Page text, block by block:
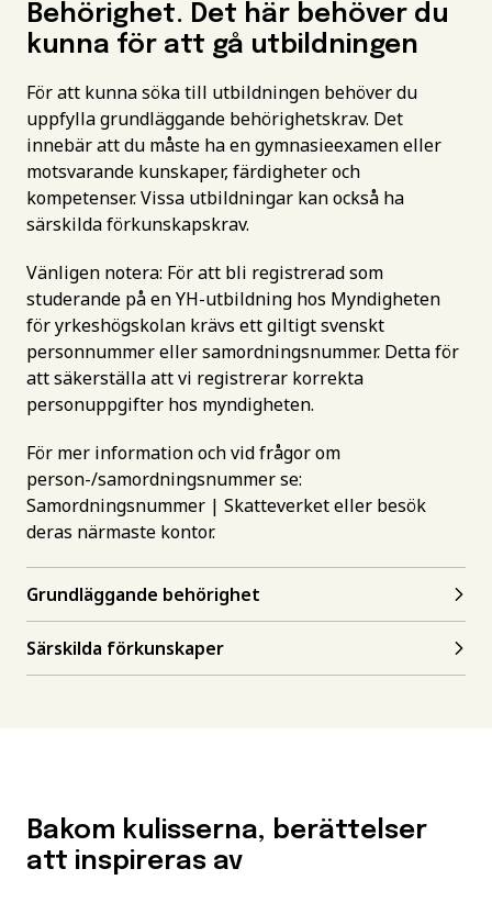
Behörighet. Det här behöver du
kunna för att gå utbildningen
För att kunna söka till utbildningen behöver du
uppfylla grundläggande behörighetskrav. Det
innebär att du måste ha en gymnasieexamen eller
motsvarande kunskaper, färdigheter och
kompetenser. Vissa utbildningar kan också ha
särskilda förkunskapskrav.
Vänligen notera: För att bli registrerad som
studerande på en YH-utbildning hos Myndigheten
för yrkeshögskolan krävs ett giltigt svenskt
personnummer eller samordningsnummer. Detta för
att säkerställa att vi registrerar korrekta
personuppgifter hos myndigheten.
För mer information och vid frågor om
person-/samordningsnummer se:
Samordningsnummer | Skatteverketeller besök
deras närmaste kontor.
Grundläggande behörighet
Särskilda förkunskaper
Bakom kulisserna, berättelser
att inspireras av